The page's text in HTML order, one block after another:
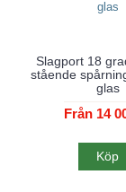
Slagport 18
stående
glas
Från 14
Köp